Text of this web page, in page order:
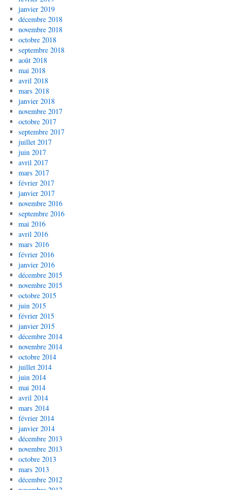
janvier 2019
décembre 2018
novembre 2018
octobre 2018
septembre 2018
août 2018
mai 2018
avril 2018
mars 2018
janvier 2018
novembre 2017
octobre 2017
septembre 2017
juillet 2017
juin 2017
avril 2017
mars 2017
février 2017
janvier 2017
novembre 2016
septembre 2016
mai 2016
avril 2016
mars 2016
février 2016
janvier 2016
décembre 2015
novembre 2015
octobre 2015
juin 2015
février 2015
janvier 2015
décembre 2014
novembre 2014
octobre 2014
juillet 2014
juin 2014
mai 2014
avril 2014
mars 2014
février 2014
janvier 2014
décembre 2013
novembre 2013
octobre 2013
mars 2013
décembre 2012